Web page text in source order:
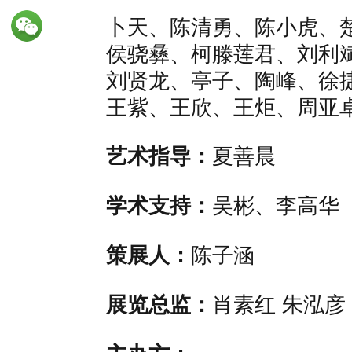
卜天、陈清勇、陈小虎
侯骁彝、柯滕莲君、刘利
刘贤龙、亭子、陶峰、徐
王紫、王欣、王炬、周亚
艺术指导： 夏善晨
学术支持： 吴彬、李高华
策展人： 陈子涵
展览总监： 肖素红 朱泓彦